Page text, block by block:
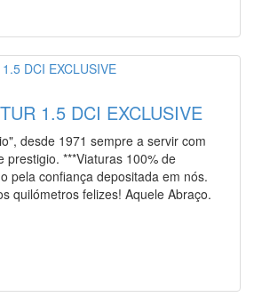
1.5 DCI EXCLUSIVE
desde 1971 sempre a servir com
prestigio. ***Viaturas 100% de
pela confiança depositada em nós.
quilómetros felizes! Aquele Abraço.